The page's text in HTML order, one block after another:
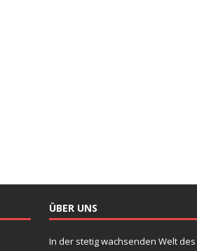
ÜBER UNS
In der stetig wachsenden Welt des